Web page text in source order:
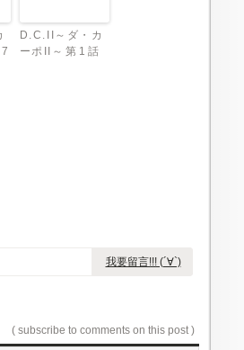
D.C.II～ダ・カ
ーポII～ 第 1 話
我要留言!!! (´∀`)
( subscribe to comments on this post )